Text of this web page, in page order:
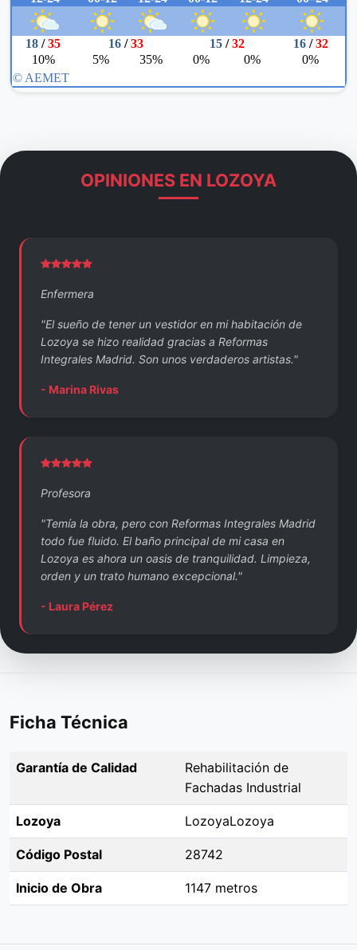
OPINIONES EN LOZOYA
Enfermera
"El sueño de tener un vestidor en mi habitación de
Lozoya se hizo realidad gracias a Reformas
Integrales Madrid. Son unos verdaderos artistas."
- Marina Rivas
Profesora
"Temía la obra, pero con Reformas Integrales Madrid
todo fue fluido. El baño principal de mi casa en
Lozoya es ahora un oasis de tranquilidad. Limpieza,
orden y un trato humano excepcional."
- Laura Pérez
Ficha Técnica
Garantía de Calidad
Rehabilitación de
Fachadas Industrial
Lozoya LozoyaLozoya
Código Postal 28742
Inicio de Obra 1147 metros